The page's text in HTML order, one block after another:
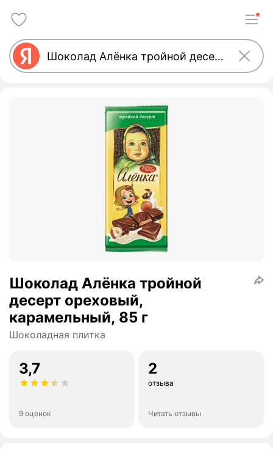
Шоколад Алёнка тройной
десерт ореховый,
карамельный, 85 г
Шоколадная плитка
3,7
9 оценок
2
отзыва
Читать отзывы